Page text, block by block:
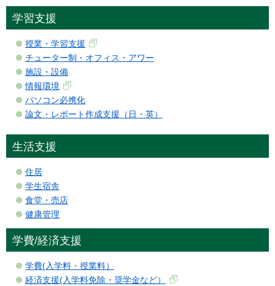
学習支援
授業・学習支援
チューター制・オフィス・アワー
施設・設備
情報環境
パソコン必携化
論文・レポート作成支援（日・英）
生活支援
住居
学生宿舎
食堂・売店
健康管理
学費/経済支援
学費(入学料・授業料）
経済支援(入学料免除・奨学金など）